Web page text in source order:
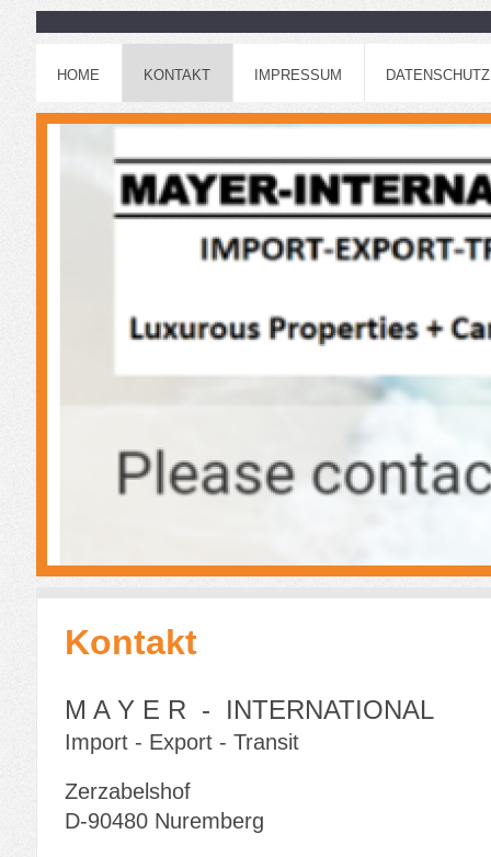
HOME KONTAKT IMPRESSUM
Kontakt
M A Y E R - INTERNATIONAL
Import - Export - Transit
Zerzabelshof
D-90480Nuremberg